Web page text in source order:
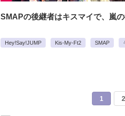
SMAPの後継者はキスマイで、嵐
Hey!Say!JUMP Kis-My-Ft2 SMAP
1 2